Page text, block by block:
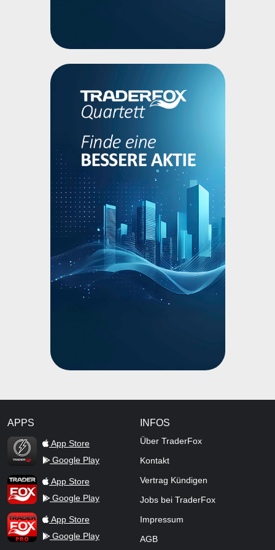
APPS
TraderFox Flash
App Store
Google Play
TraderFox AppApp Store
Google Play
TraderFox ProApp Store
Google Play
INFOS
Über TraderFox
Kontakt
Vertrag Kündigen
Jobs bei TraderFox
Impressum
AGB